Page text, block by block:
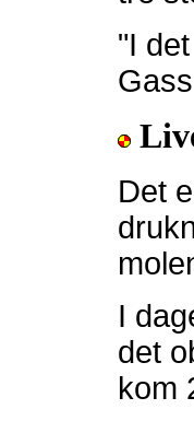
"I
Det
I
det
kom